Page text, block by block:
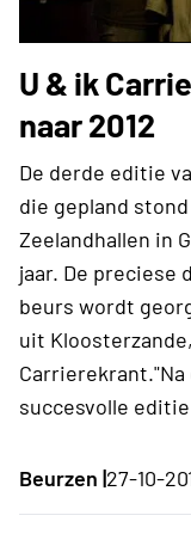
U & ik
naar 2012
De derde editie
die gepland
Zeelandhallen in
jaar. De preciese
beurs wordt
uit
succesvolle
Beurzen |27-10-